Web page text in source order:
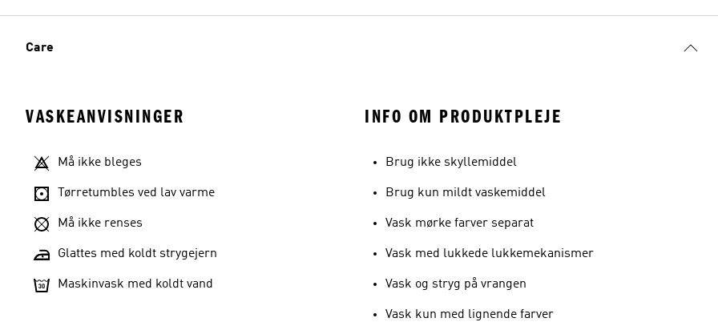
Care
VASKEANVISNINGER
Må ikke bleges
Tørretumbles ved lav varme
Må ikke renses
Glattes med koldt strygejern
Maskinvask med koldt vand
INFO OM PRODUKTPLEJE
Brug ikke skyllemiddel
Brug kun mildt vaskemiddel
Vask mørke farver separat
Vask med lukkede lukkemekanismer
Vask og stryg på vrangen
Vask kun med lignende farver